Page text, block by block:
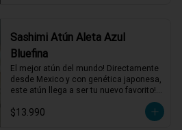
Sashimi Atún Aleta Azul
Bluefina
El mejor atún del mundo! Directamente
desde Mexico y con genética japonesa,
este atún llega a ser tu nuevo favorito!
seleccionados.
$13.990